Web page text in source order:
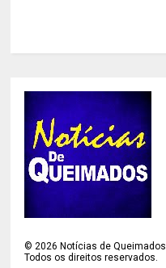
© 2026 Notícias de Queimados
Todos os direitos reservados.